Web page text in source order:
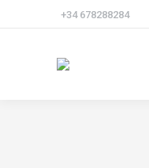
+34 678288284